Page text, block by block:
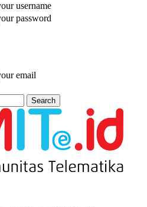
username
password
email